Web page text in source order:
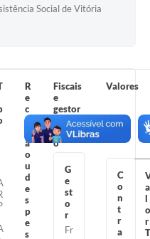
Social de Vitória
R
e
c
e
a
o
u
d
e
s
p
e
s
Fiscais
e
gestor
es do
contrat
o
G
e
st
o
r
Fr
Valores
C
o
n
t
r
a
a
l
o
r
T